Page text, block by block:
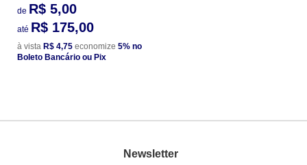
de R$ 5,00
até R$ 175,00
à vista R$ 4,75 economize 5% no
Boleto Bancário ou Pix
Newsletter